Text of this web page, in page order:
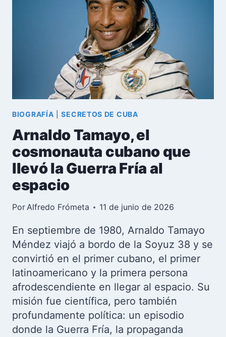
REFORMAS
ECONÓMICAS
ANUNCIADAS
EN
CUBA
BIOGRAFÍA |SECRETOS DE CUBA
Arnaldo Tamayo, el
cosmonauta cubano que
llevó la Guerra Fría al
espacio
PorAlfredo Frómeta 11 de junio de 2026
En septiembre de 1980, Arnaldo Tamayo
Méndez viajó a bordo de la Soyuz 38 y se
convirtió en el primer cubano, el primer
latinoamericano y la primera persona
afrodescendiente en llegar al espacio. Su
misión fue científica, pero también
profundamente política: un episodio
donde la Guerra Fría, la propaganda